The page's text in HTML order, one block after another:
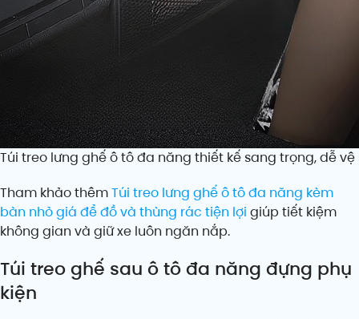
Túi treo lưng ghế ô tô đa năng thiết kế sang trọng, dễ
Tham khảo thêmTúi treo lưng ghế ô tô đa năng kèm
bàn nhỏ giá để đồ và thùng rác tiện lợi giúp tiết kiệm
không gian và giữ xe luôn ngăn nắp.
Túi treo ghế sau ô tô đa năng đựng phụ
kiện